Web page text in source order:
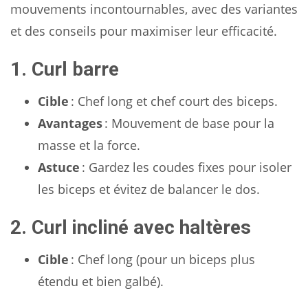
mouvements incontournables, avec des variantes
et des conseils pour maximiser leur efficacité.
1. Curl barre
Cible : Chef long et chef court des biceps.
Avantages: Mouvement de base pour la
masse et la force.
Astuce : Gardez les coudes fixes pour isoler
les biceps et évitez de balancer le dos.
2. Curl incliné avec haltères
Cible : Chef long (pour un biceps plus
étendu et bien galbé).